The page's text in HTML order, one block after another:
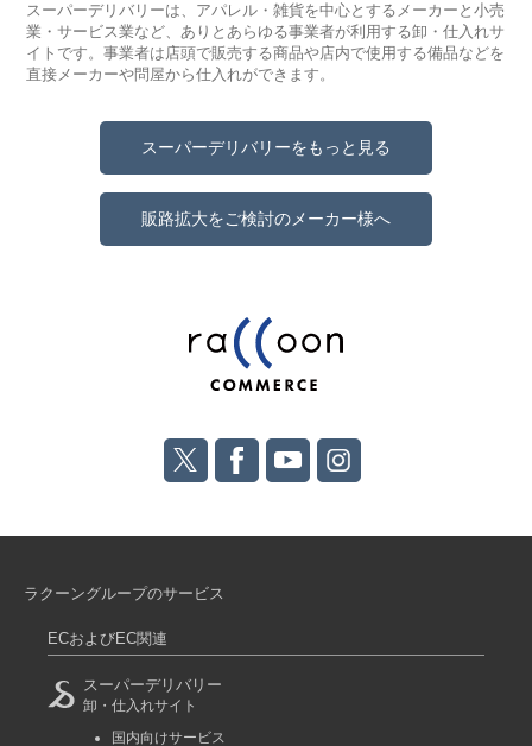
スーパーデリバリーは、アパレル・雑貨を中心とするメーカーと小売
業・サービス業など、ありとあらゆる事業者が利用する卸・仕入れサ
イトです。事業者は店頭で販売する商品や店内で使用する備品などを
直接メーカーや問屋から仕入れができます。
スーパーデリバリーをもっと見る
販路拡大をご検討のメーカー様へ
ラクーングループのサービス
ECおよびEC関連
スーパーデリバリー
卸・仕入れサイト
国内向けサービス